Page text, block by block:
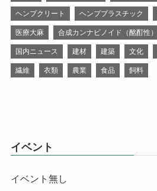
ヘンプクリート ヘンププラスチック
医療大麻 合成カンナビノイド（酩酊性）
国内ニュース 建材 建築 文化
繊維 衣類 農業 食品 飼料
イベント
イベント無し